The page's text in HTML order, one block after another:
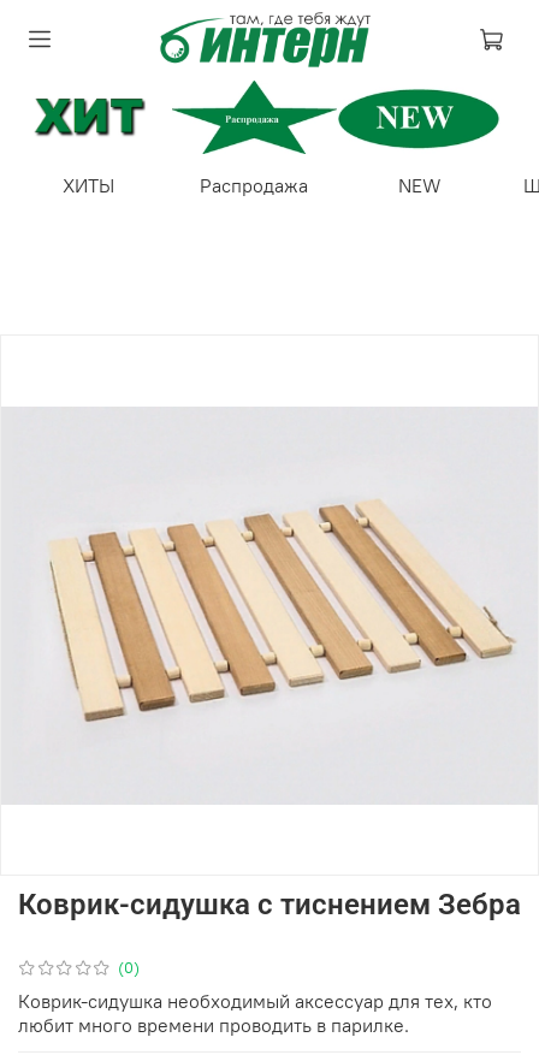
ХИТЫ Распродажа NEW
(0)
Коврик-сидушка с тиснением Зебра
Коврик-сидушка необходимый аксессуар для тех, кто
любит много времени проводить в парилке.